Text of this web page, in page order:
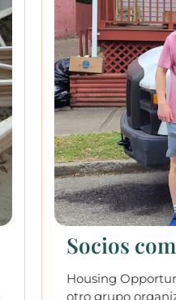
Socios
Housing
otro grupo